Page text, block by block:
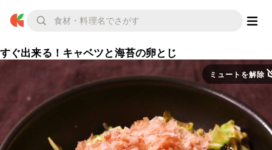
すぐ出来る！キャベツと海苔の卵とじ
ミュートを解除